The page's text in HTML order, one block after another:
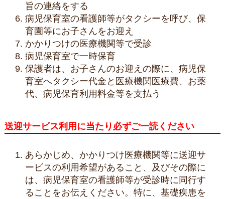
旨の連絡をする
病児保育室の看護師等がタクシーを呼び、保
育園等にお子さんをお迎え
かかりつけの医療機関等で受診
病児保育室で一時保育
保護者は、お子さんのお迎えの際に、病児保
育室へタクシー代金と医療機関医療費、お薬
代、病児保育利用料金等を支払う
送迎サービス利用に当たり必ずご一読ください
あらかじめ、かかりつけ医療機関等に送迎サ
ービスの利用希望があること、及びその際に
は、病児保育室の看護師等が受診時に同行す
ることをお伝えください。特に、基礎疾患を